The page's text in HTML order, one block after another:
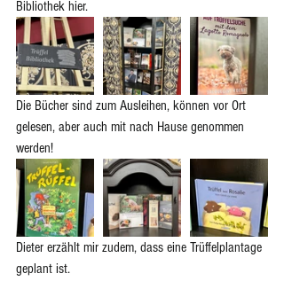
Bibliothek hier.
Die Bücher sind zum Ausleihen, können vor Ort
gelesen, aber auch mit nach Hause genommen
werden!
Dieter erzählt mir zudem, dass eine Trüffelplantage
geplant ist.